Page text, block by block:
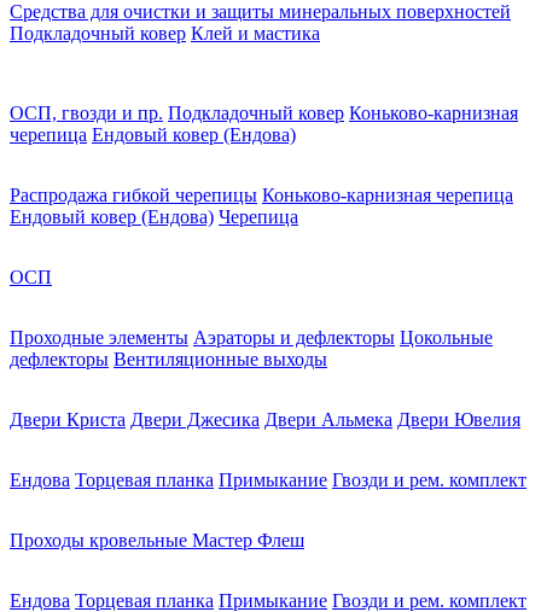
Средства для очистки и защиты минеральных поверхностей
Подкладочный ковер Клей и мастика
ОСП, гвозди и пр. Подкладочный ковер Коньково-карнизная
черепица Ендовый ковер (Ендова)
Распродажа гибкой черепицы Коньково-карнизная черепица
Ендовый ковер (Ендова) Черепица
ОСП
Проходные элементы Аэраторы и дефлекторы Цокольные
дефлекторы Вентиляционные выходы
Двери Криста Двери Джесика Двери Альмека Двери Ювелия
Ендова Торцевая планка Примыкание Гвозди и рем. комплект
Проходы кровельные Мастер Флеш
Ендова Торцевая планка Примыкание Гвозди и рем. комплект